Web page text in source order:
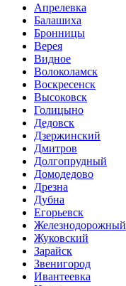
Апрелевка
Балашиха
Бронницы
Верея
Видное
Волоколамск
Воскресенск
Высоковск
Голицыно
Дедовск
Дзержинский
Дмитров
Долгопрудный
Домодедово
Дрезна
Дубна
Егорьевск
Железнодорожный
Жуковский
Зарайск
Звенигород
Ивантеевка